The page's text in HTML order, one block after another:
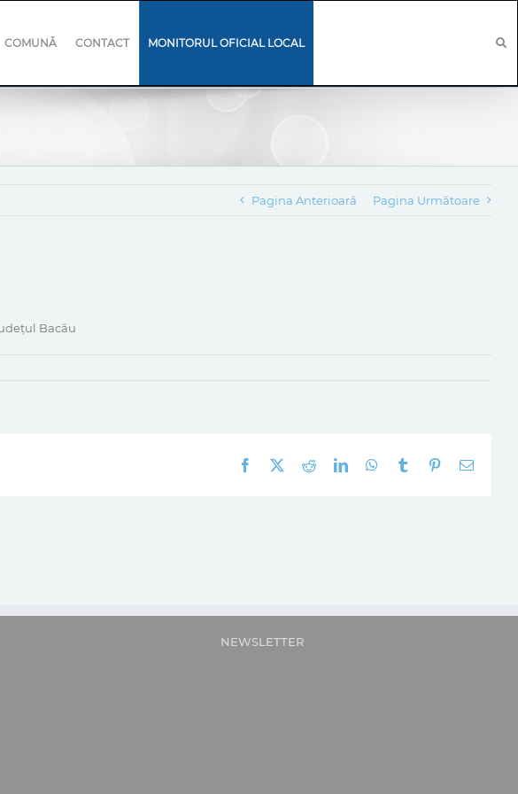
COMUNĂ CONTACT MONITORUL OFICIAL LOCAL
Pagina Anterioară Pagina Următoare
Bacău
Facebook RedditLinkedInWhatsApp
Tumblr Pinterest
E-
NEWSLETTER